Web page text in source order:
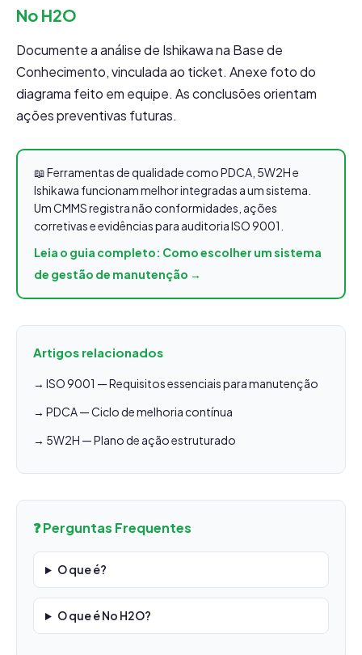
No H2O
Documente a análise de Ishikawa na Base de
Conhecimento, vinculada ao ticket. Anexe foto do
diagrama feito em equipe. As conclusões orientam
ações preventivas futuras.
📖 Ferramentas de qualidade como PDCA, 5W2H e
Ishikawa funcionam melhor integradas a um sistema.
Um CMMS registra não conformidades, ações
corretivas e evidências para auditoria ISO 9001.
Leia o guia completo: Como escolher um sistema
de gestão de manutenção →
Artigos relacionados
→ ISO 9001 — Requisitos essenciais para manutenção
→ PDCA — Ciclo de melhoria contínua
→ 5W2H — Plano de ação estruturado
❓ Perguntas Frequentes
O que é?
O que é No H2O?